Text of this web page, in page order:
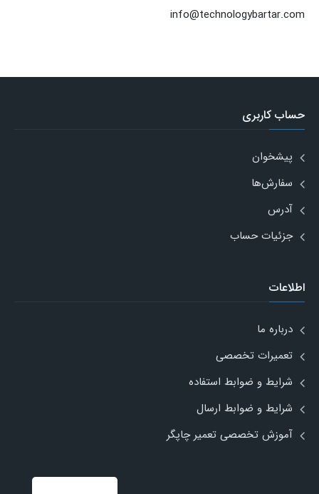
info@technologybartar.com
حساب کاربری
پیشخوان
سفارش‌ها
آدرس
جزئیات حساب
اطلاعات
درباره ما
تعمیرات تخصصی
شرایط و ضوابط استفاده
شرایط و ضوابط ارسال
آموزش تخصصی تعمیر چاپگر